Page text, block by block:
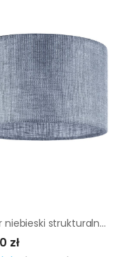
Abażur niebieski strukturalny 30 x 20 cm Tk Lighting
zł